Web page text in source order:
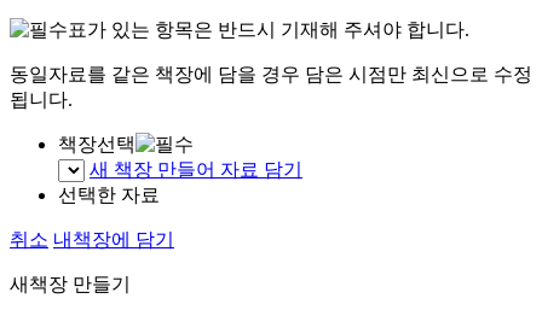
표가 있는 항목은 반드시 기재해 주셔야 합니다.
동일자료를 같은 책장에 담을 경우 담은 시점만 최신으로 수정
됩니다.
책장선택
새 책장 만들어 자료 담기
선택한 자료
취소 내책장에 담기
새책장 만들기